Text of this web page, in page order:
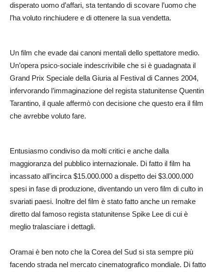
disperato uomo d’affari, sta tentando di scovare l’uomo che
l’ha voluto rinchiudere e di ottenere la sua vendetta.
Un film che evade dai canoni mentali dello spettatore medio.
Un’opera psico-sociale indescrivibile che si è guadagnata il
Grand Prix Speciale della Giuria al Festival di Cannes 2004,
infervorando l’immaginazione del regista statunitense Quentin
Tarantino, il quale affermò con decisione che questo era il film
che avrebbe voluto fare.
Entusiasmo condiviso da molti critici e anche dalla
maggioranza del pubblico internazionale. Di fatto il film ha
incassato all’incirca $15.000.000 a dispetto dei $3.000.000
spesi in fase di produzione, diventando un vero film di culto in
svariati paesi. Inoltre del film è stato fatto anche un remake
diretto dal famoso regista statunitense Spike Lee di cui è
meglio tralasciare i dettagli.
Oramai è ben noto che la Corea del Sud si sta sempre più
facendo strada nel mercato cinematografico mondiale. Di fatto